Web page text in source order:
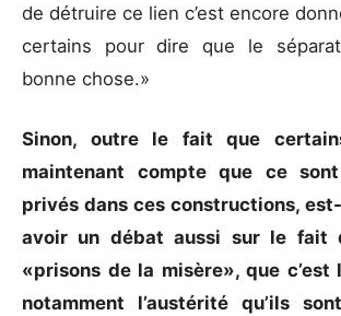
de détruire ce lien c’est encore
certains pour dire que le
bonne chose.»
Sinon, outre le fait que
maintenant compte que ce
privés dans ces constructions,
avoir un débat aussi sur le fait
«prisons de la misère», que
notamment l’austérité qu’ils